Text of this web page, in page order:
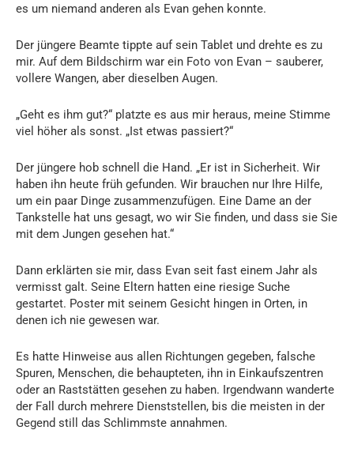
es um niemand anderen als Evan gehen konnte.
Der jüngere Beamte tippte auf sein Tablet und drehte es zu
mir. Auf dem Bildschirm war ein Foto von Evan – sauberer,
vollere Wangen, aber dieselben Augen.
„Geht es ihm gut?“ platzte es aus mir heraus, meine Stimme
viel höher als sonst. „Ist etwas passiert?“
Der jüngere hob schnell die Hand. „Er ist in Sicherheit. Wir
haben ihn heute früh gefunden. Wir brauchen nur Ihre Hilfe,
um ein paar Dinge zusammenzufügen. Eine Dame an der
Tankstelle hat uns gesagt, wo wir Sie finden, und dass sie Sie
mit dem Jungen gesehen hat.“
Dann erklärten sie mir, dass Evan seit fast einem Jahr als
vermisst galt. Seine Eltern hatten eine riesige Suche
gestartet. Poster mit seinem Gesicht hingen in Orten, in
denen ich nie gewesen war.
Es hatte Hinweise aus allen Richtungen gegeben, falsche
Spuren, Menschen, die behaupteten, ihn in Einkaufszentren
oder an Raststätten gesehen zu haben. Irgendwann wanderte
der Fall durch mehrere Dienststellen, bis die meisten in der
Gegend still das Schlimmste annahmen.